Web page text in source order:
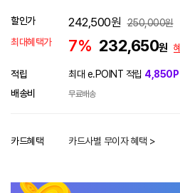
할인가 242,500원 250,000원
최대혜택가
7% 232,650원
적립 최대 e.POINT 적립 4,850P
배송비
무료배송
카드혜택 카드사별 무이자 혜택 >